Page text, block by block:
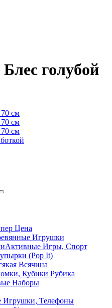
голубой
Цена
Игрушки
Активные Игры, Спорт
(Pop It)
Всячина
Кубики Рубика
Наборы
Игрушки, Телефоны